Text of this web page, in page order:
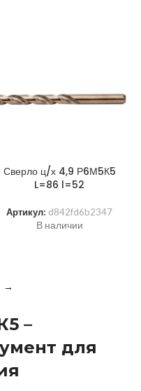
Сверло ц/х 4,9 Р6М5К5
L=86 l=52
Артикул: d842fd6b2347
В наличии
→
–
для